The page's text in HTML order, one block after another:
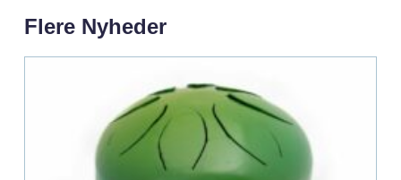
Flere Nyheder